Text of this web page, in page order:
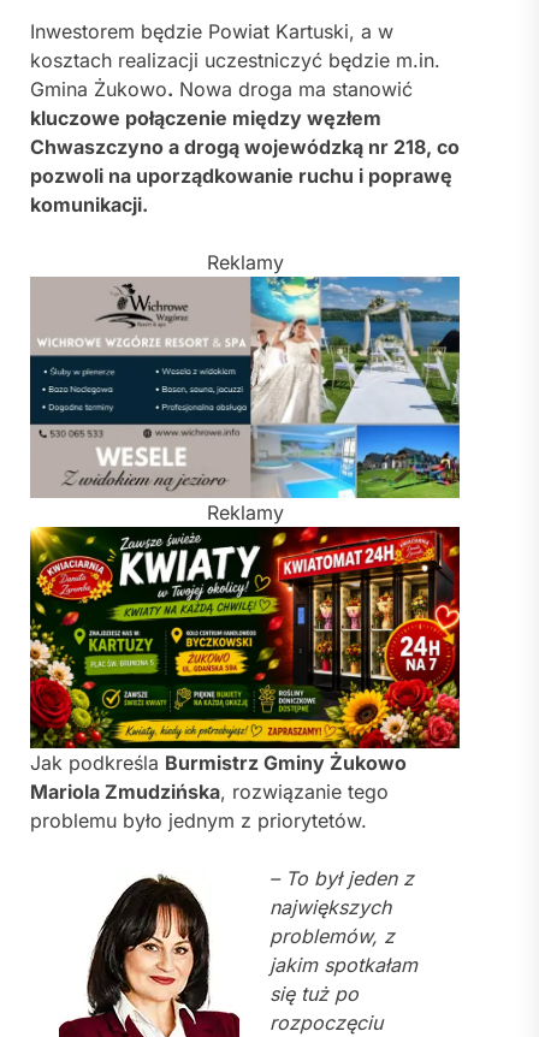
Inwestorem będzie Powiat Kartuski, a w
kosztach realizacji uczestniczyć będzie m.in.
Gmina Żukowo. Nowa droga ma stanowić
kluczowe połączenie między węzłem
Chwaszczyno a drogą wojewódzką nr 218, co
pozwoli na uporządkowanie ruchu i poprawę
komunikacji.
Reklamy
Reklamy
Jak podkreśla Burmistrz Gminy Żukowo
Mariola Zmudzińska, rozwiązanie tego
problemu było jednym z priorytetów.
– To był jeden z
największych
problemów, z
jakim spotkałam
się tuż po
rozpoczęciu